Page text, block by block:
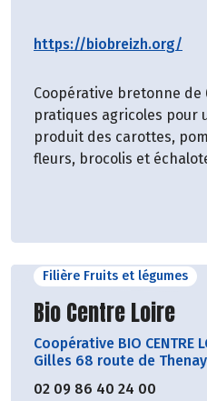
https://biobreizh.org/
Coopérative bretonne
pratiques agricoles pour
produit des carottes,
fleurs, brocolis et
Filière Fruits et légumes
Découvrir le
Bio Centre Loire
Coopérative BIO CENTRE
Gilles 68 route de Thenay
02 09 86 40 24 00